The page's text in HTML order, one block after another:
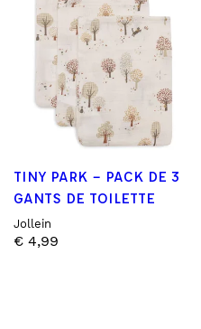
TINY PARK – PACK DE 3
GANTS DE TOILETTE
Jollein
€ 4,99